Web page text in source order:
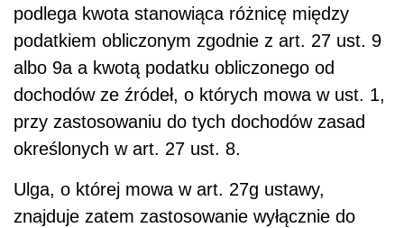
podlega kwota stanowiąca różnicę między
podatkiem obliczonym zgodnie z art. 27 ust. 9
albo 9a a kwotą podatku obliczonego od
dochodów ze źródeł, o których mowa w ust. 1,
przy zastosowaniu do tych dochodów zasad
określonych w art. 27 ust. 8.
Ulga, o której mowa w art. 27g ustawy,
znajduje zatem zastosowanie wyłącznie do